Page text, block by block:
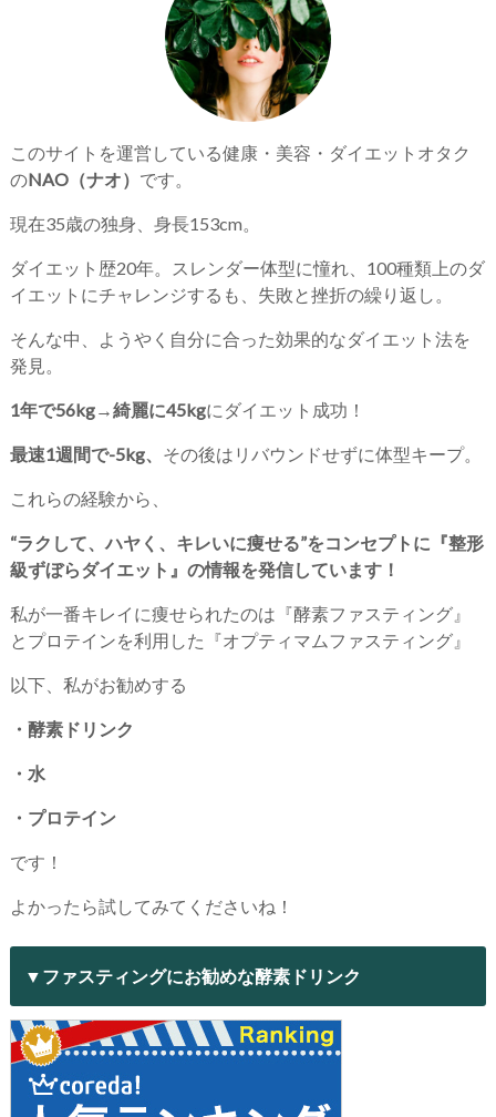
このサイトを運営している健康・美容・ダイエットオタク
のNAO（ナオ） です。
現在35歳の独身、身長153cm。
ダイエット歴20年。スレンダー体型に憧れ、100種類上のダ
イエットにチャレンジするも、失敗と挫折の繰り返し。
そんな中、ようやく自分に合った効果的なダイエット法を
発見。
1年で56kg→綺麗に45kgにダイエット成功！
最速1週間で-5kg、 その後はリバウンドせずに体型キープ。
これらの経験から、
“ラクして、ハヤく、キレいに痩せる”をコンセプトに『整形
級ずぼらダイエット』の情報を発信しています！
私が一番キレイに痩せられたのは『酵素ファスティング』
とプロテインを利用した『オプティマムファスティング』
以下、私がお勧めする
・酵素ドリンク
・水
・プロテイン
です！
よかったら試してみてくださいね！
▼ファスティングにお勧めな酵素ドリンク